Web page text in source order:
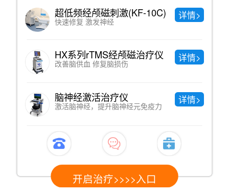
(KF-10C) 详情>
磁治疗仪 详情>
经元免疫力
详情>
入口
中药熏蒸
直达病灶、绿色纯天然
中医理疗
调节神经系统功能，提高
中医针灸
疏通经络 调节阴阳
开启治疗